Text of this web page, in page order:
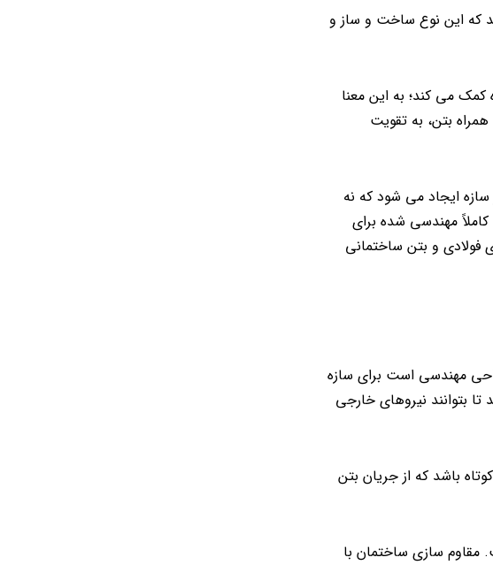
که این نوع ساخت و ساز و
کمک می کند؛ به این معنا
بتن، به تقویت
سازه ایجاد می شود که نه
مهندسی شده برای
فولادی و بتن ساختمانی
مهندسی است برای سازه
بتوانند نیروهای خارجی
باشد که از جریان بتن
مقاوم سازی ساختمان با